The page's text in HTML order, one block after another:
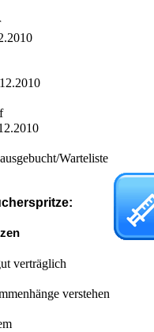
Warteliste
:
verträglich
verstehen